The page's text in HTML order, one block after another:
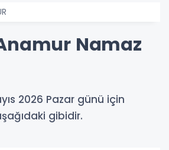
Namaz
2026 Pazar günü için
gibidir.